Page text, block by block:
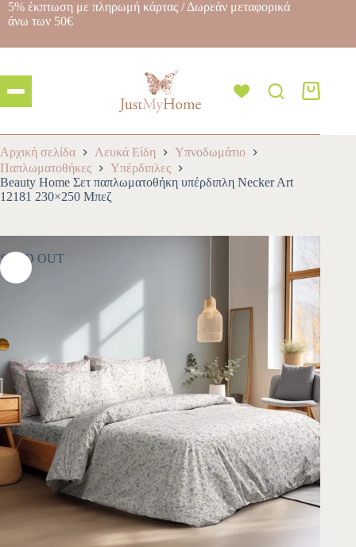
5% έκπτωση με πληρωμή κάρτας / Δωρεάν μεταφορικά
άνω των 50€
Αρχική σελίδα Λευκά Είδη
Υπνοδωμάτιο
Παπλωματοθήκες
Υπέρδιπλες
Beauty Home Σετ παπλωματοθήκη υπέρδιπλη Necker Art
12181 230×250 Μπεζ
SOLD OUT